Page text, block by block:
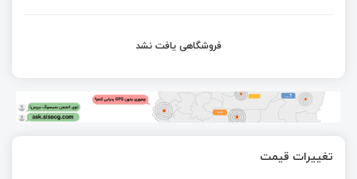
فروشگاهی یافت نشد
تغییرات قیمت